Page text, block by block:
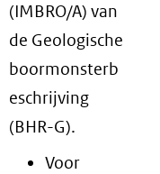
(IMBRO/A) van
de Geologische
boormonsterb
eschrijving
(BHR-G).
Voor